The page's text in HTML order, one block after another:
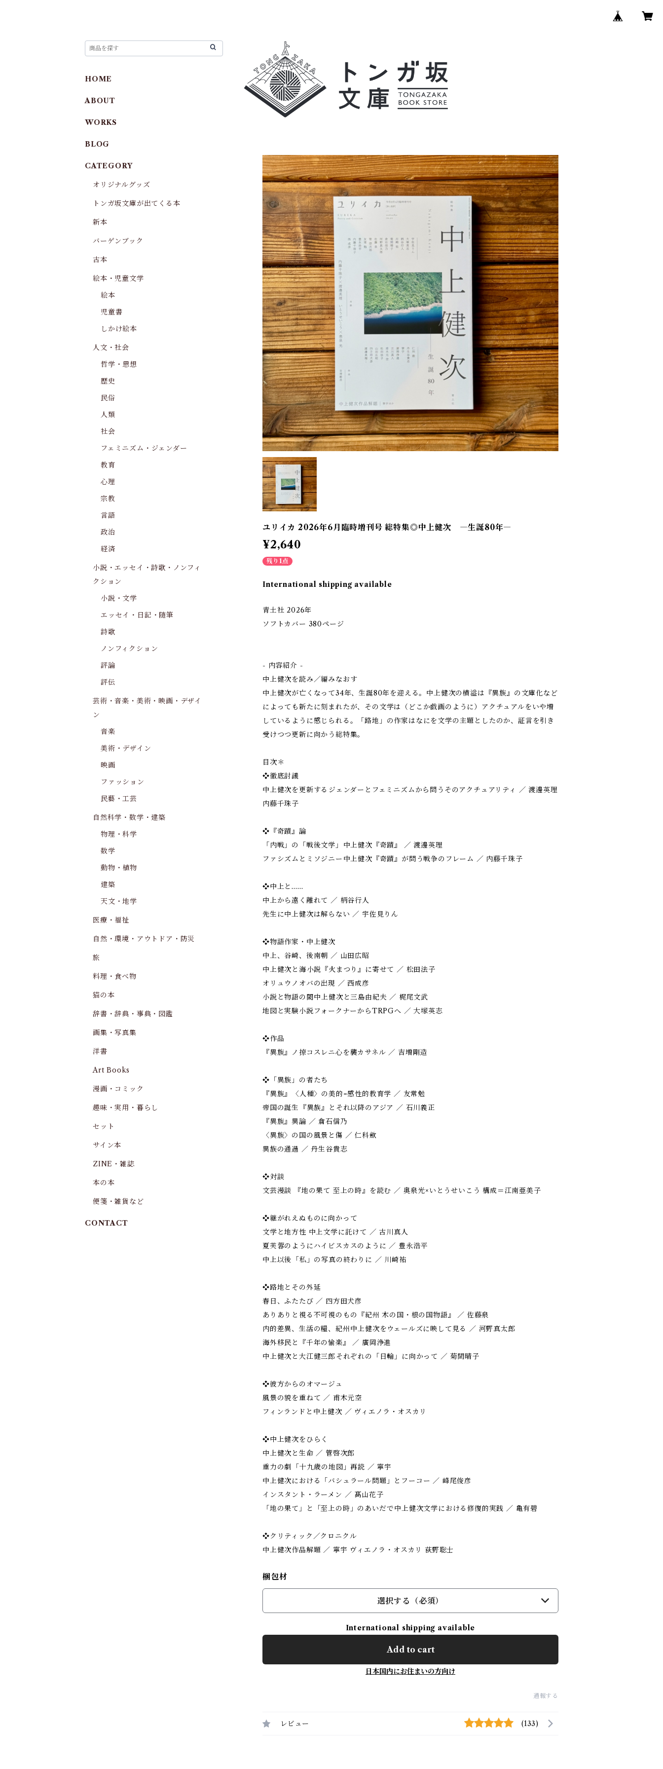
ユリイカ 2026年6月臨時増刊号 総特集◎中上健次 ―生誕80年―
¥2,640
残り1点
International shipping available
青土社 2026年
ソフトカバー 380ページ
- 内容紹介 -
中上健次を読み／編みなおす
中上健次が亡くなって34年、生誕80年を迎える。中上健次の横溢は『異族』の文庫化など
によっても新たに刻まれたが、その文学は（どこか戯画のように）アクチュアルをいや増
しているように感じられる。「路地」の作家はなにを文学の主題としたのか、証言を引き
受けつつ更新に向かう総特集。
目次＊
❖徹底討議
中上健次を更新する――ジェンダーとフェミニズムから問うそのアクチュアリティ ／ 渡邊英理
内藤千珠子
❖『奇蹟』論
「内戦」の「戦後文学」――中上健次『奇蹟』 ／ 渡邊英理
ファシズムとミソジニー――中上健次『奇蹟』が問う戦争のフレーム ／ 内藤千珠子
❖中上と……
中上から遠く離れて ／ 柄谷行人
先生に中上健次は解らない ／ 宇佐見りん
❖物語作家・中上健次
中上、谷崎、後南朝 ／ 山田広昭
中上健次と海――小説『火まつり』に寄せて ／ 松田法子
オリュウノオバの出現 ／ 西成彦
小説と物語の閾――中上健次と三島由紀夫 ／ 梶尾文武
地図と実験小説――フォークナーからTRPGへ ／ 大塚英志
❖作品
『異族』ノ掠コスレニ心を襲カサネル ／ 吉増剛造
❖「異族」の者たち
『異族』――〈人種〉の美的=感性的教育学 ／ 友常勉
帝国の誕生――『異族』とそれ以降のアジア ／ 石川義正
『異族』異論 ／ 倉石信乃
〈異族〉の国の風景と傷 ／ 仁科歛
異族の通過 ／ 丹生谷貴志
❖対談
文芸漫談 『地の果て 至上の時』を読む ／ 奥泉光×いとうせいこう 構成＝江南亜美子
❖継がれえぬものに向かって
文学と地方性 中上文学に託けて ／ 古川真人
夏芙蓉のようにハイビスカスのように ／ 豊永浩平
中上以後――「私」の写真の終わりに ／ 川崎祐
❖路地とその外延
春日、ふたたび ／ 四方田犬彦
ありありと視る不可視のもの――『紀州 木の国・根の国物語』 ／ 佐藤泉
内的差異、生活の糧、紀州――中上健次をウェールズに映して見る ／ 河野真太郎
海外移民と『千年の愉楽』 ／ 廣岡浄進
中上健次と大江健三郎――それぞれの「日輪」に向かって ／ 菊間晴子
❖彼方からのオマージュ
風景の貌を重ねて ／ 甫木元空
フィンランドと中上健次 ／ ヴィエノラ・オスカリ
❖中上健次をひらく
中上健次と生命 ／ 管啓次郎
重力の劇――「十九歳の地図」再読 ／ 寧宇
中上健次における「バシュラール問題」とフーコー ／ 峰尾俊彦
インスタント・ラーメン ／ 髙山花子
「地の果て」と「至上の時」のあいだで――中上健次文学における修復的実践 ／ 亀有碧
❖クリティック／クロニクル
中上健次作品解題 ／ 寧宇 ヴィエノラ・オスカリ 荻野聡士
梱包材
選択する（必須）
International shipping available
Add to cart
日本国内にお住まいの方向け
通報する
レビュー (133)
HOME
ABOUT
WORKS
BLOG
CATEGORY
オリジナルグッズ
トンガ坂文庫が出てくる本
新本
バーゲンブック
古本
絵本・児童文学
絵本
児童書
しかけ絵本
人文・社会
哲学・思想
歴史
民俗
人類
社会
フェミニズム・ジェンダー
教育
心理
宗教
言語
政治
経済
小説・エッセイ・詩歌・ノンフィ
クション
小説・文学
エッセイ・日記・随筆
詩歌
ノンフィクション
評論
評伝
芸術・音楽・美術・映画・デザイ
ン
音楽
美術・デザイン
映画
ファッション
民藝・工芸
自然科学・数学・建築
物理・科学
数学
動物・植物
建築
天文・地学
医療・福祉
自然・環境・アウトドア・防災
旅
料理・食べ物
猫の本
辞書・辞典・事典・図鑑
画集・写真集
洋書
Art Books
漫画・コミック
趣味・実用・暮らし
セット
サイン本
ZINE・雑誌
本の本
便箋・雑貨など
CONTACT